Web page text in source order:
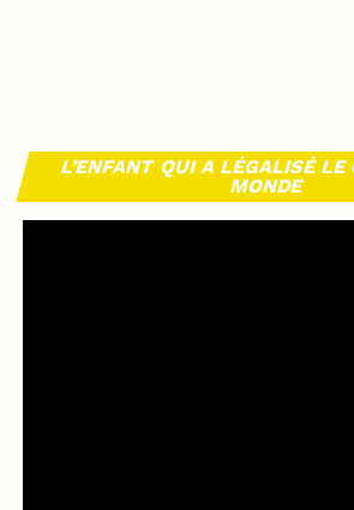
L’ENFANT QUI A LÉGALISÉ
MONDE